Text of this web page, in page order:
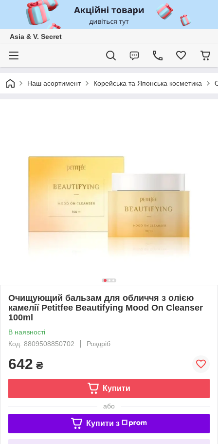
Asia & V. Secret
Наш асортимент Корейська та Японська косметика
Очищующий бальзам для обличчя з олією
камелії Petitfee Beautifying Mood On Cleanser
100ml
В наявності
Код: 8809508850702
Роздріб
642 ₴
Купити
або
Купити з